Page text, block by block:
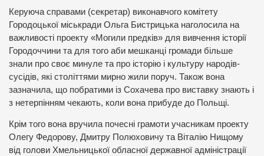
Керуюча справами (секретар) виконавчого комітету
Городоцької міськради Ольга Бистрицька наголосила на
важливості проекту «Могили предків» для вивчення історії
Городоччини та для того аби мешканці громади більше
знали про своє минуле та про історію і культуру народів-
сусідів, які століттями мирно жили поруч. Також вона
зазначила, що побратими із Сохачева про виставку знають і
з нетерпінням чекають, коли вона прибуде до Польщі.
Крім того вона вручила почесні грамоти учасникам проекту
Олегу Федорову, Дмитру Полюховичу та Віталію Нищому
від голови Хмельницької обласної державної адміністрації